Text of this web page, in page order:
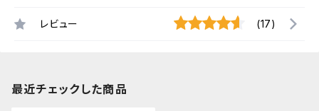
レビュー (17)
最近チェックした商品